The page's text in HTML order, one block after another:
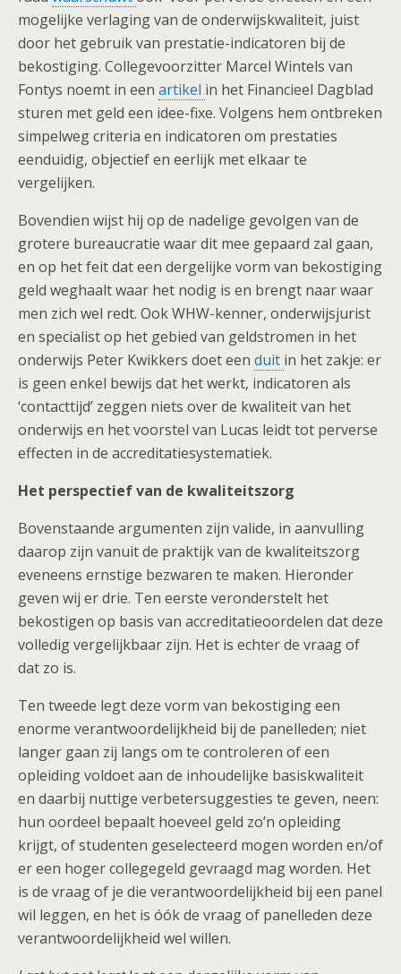
mogelijke verlaging van de onderwijskwaliteit, juist
door het gebruik van prestatie-indicatoren bij de
bekostiging. Collegevoorzitter Marcel Wintels van
Fontys noemt in een artikel in het Financieel Dagblad
sturen met geld een idee-fixe. Volgens hem ontbreken
simpelweg criteria en indicatoren om prestaties
eenduidig, objectief en eerlijk met elkaar te
vergelijken.
Bovendien wijst hij op de nadelige gevolgen van de
grotere bureaucratie waar dit mee gepaard zal gaan,
en op het feit dat een dergelijke vorm van bekostiging
geld weghaalt waar het nodig is en brengt naar waar
men zich wel redt. Ook WHW-kenner, onderwijsjurist
en specialist op het gebied van geldstromen in het
onderwijs Peter Kwikkers doet een duit in het zakje: er
is geen enkel bewijs dat het werkt, indicatoren als
‘contacttijd’ zeggen niets over de kwaliteit van het
onderwijs en het voorstel van Lucas leidt tot perverse
effecten in de accreditatiesystematiek.
Het perspectief van de kwaliteitszorg
Bovenstaande argumenten zijn valide, in aanvulling
daarop zijn vanuit de praktijk van de kwaliteitszorg
eveneens ernstige bezwaren te maken. Hieronder
geven wij er drie. Ten eerste veronderstelt het
bekostigen op basis van accreditatieoordelen dat deze
volledig vergelijkbaar zijn. Het is echter de vraag of
dat zo is.
Ten tweede legt deze vorm van bekostiging een
enorme verantwoordelijkheid bij de panelleden; niet
langer gaan zij langs om te controleren of een
opleiding voldoet aan de inhoudelijke basiskwaliteit
en daarbij nuttige verbetersuggesties te geven, neen:
hun oordeel bepaalt hoeveel geld zo’n opleiding
krijgt, of studenten geselecteerd mogen worden en/of
er een hoger collegegeld gevraagd mag worden. Het
is de vraag of je die verantwoordelijkheid bij een panel
wil leggen, en het is óók de vraag of panelleden deze
verantwoordelijkheid wel willen.